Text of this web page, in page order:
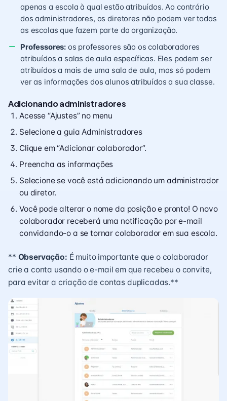
apenas a escola à qual estão atribuídos. Ao contrário
dos administradores, os diretores não podem ver todas
as escolas que fazem parte da organização.
Professores: os professores são os colaboradores
atribuídos a salas de aula específicas. Eles podem ser
atribuídos a mais de uma sala de aula, mas só podem
ver as informações dos alunos atribuídos a sua classe.
Adicionando administradores
Acesse “Ajustes” no menu
Selecione a guia Administradores
Clique em “Adicionar colaborador”.
Preencha as informações
Selecione se você está adicionando um administrador
ou diretor.
Você pode alterar o nome da posição e pronto! O novo
colaborador receberá uma notificação por e-mail
convidando-o a se tornar colaborador em sua escola.
** Observação: É muito importante que o colaborador
crie a conta usando o e-mail em que recebeu o convite,
para evitar a criação de contas duplicadas.**